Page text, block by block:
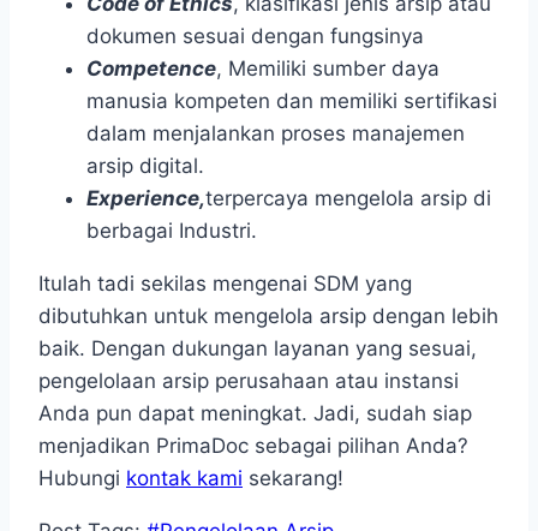
dokumen sesuai dengan fungsinya
Competence, Memiliki sumber daya
manusia kompeten dan memiliki sertifikasi
dalam menjalankan proses manajemen
arsip digital.
Experience,terpercaya mengelola arsip di
berbagai Industri.
Itulah tadi sekilas mengenai SDM yang
dibutuhkan untuk mengelola arsip dengan lebih
baik. Dengan dukungan layanan yang sesuai,
pengelolaan arsip perusahaan atau instansi
Anda pun dapat meningkat. Jadi, sudah siap
menjadikan PrimaDoc sebagai pilihan Anda?
Hubungi kontak kami sekarang!